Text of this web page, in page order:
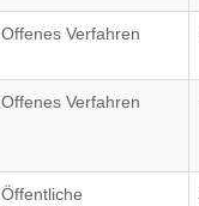
Offenes Verfahren
Offenes Verfahren
Öffentliche